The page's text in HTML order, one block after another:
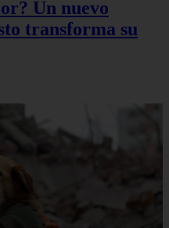
Un nuevo
transforma su